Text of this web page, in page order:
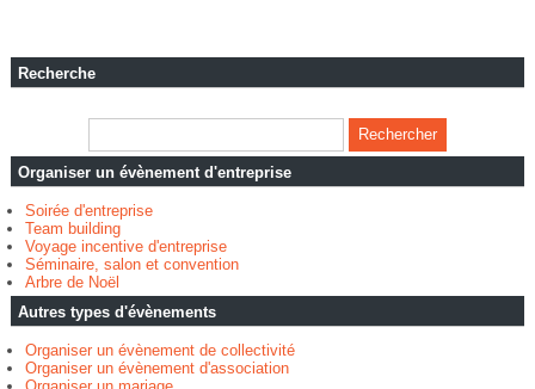
Recherche
Organiser un évènement d'entreprise
Soirée d'entreprise
Team building
Voyage incentive d'entreprise
Séminaire, salon et convention
Arbre de Noël
Autres types d'évènements
Organiser un évènement de collectivité
Organiser un évènement d'association